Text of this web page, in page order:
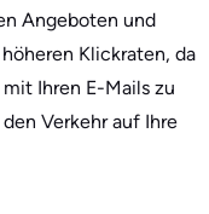
Angeboten und
Klickraten, da
Ihren E-Mails zu
Verkehr auf Ihre